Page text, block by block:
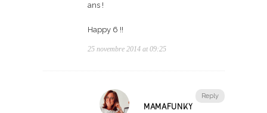
ans !
Happy 6 !!
25 novembre 2014 at 09:25
Reply
MAMAFUNKY